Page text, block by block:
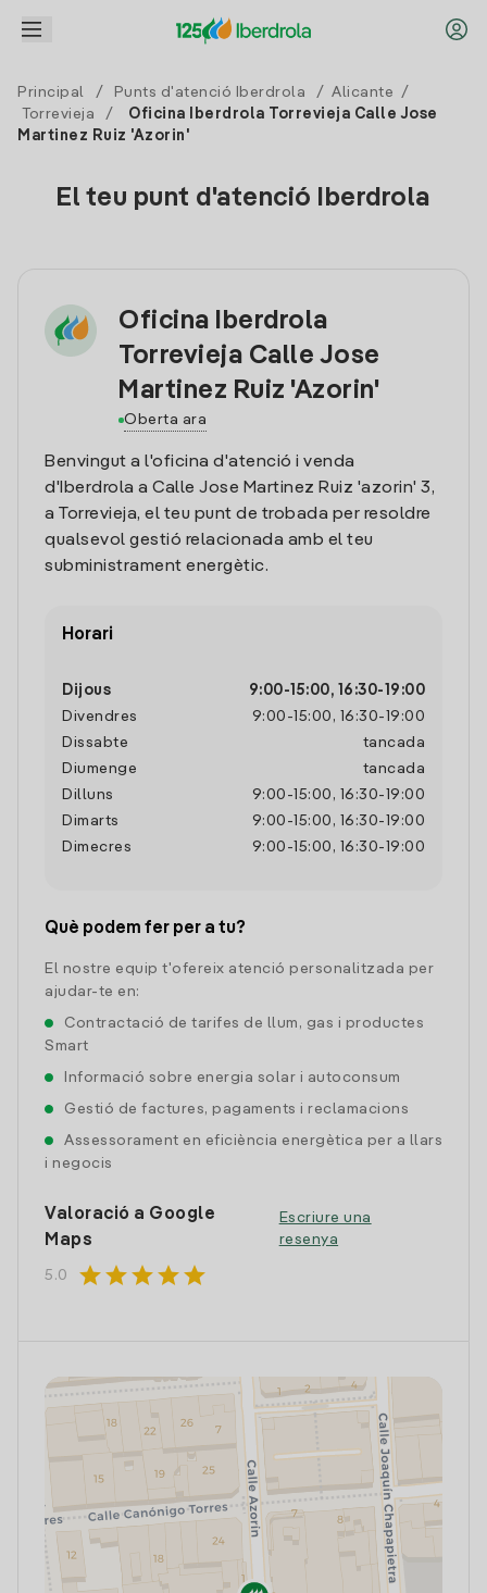
Principal / Punts d'atenció Iberdrola / Alicante
/
Torrevieja
/
Oficina Iberdrola Torrevieja Calle Jose
Martinez Ruiz 'Azorin'
El teu punt d'atenció Iberdrola
Oficina Iberdrola
Torrevieja Calle Jose
Martinez Ruiz 'Azorin'
Oberta ara
Benvingut a l'oficina d'atenció i venda
d'Iberdrola a Calle Jose Martinez Ruiz 'azorin' 3,
a Torrevieja, el teu punt de trobada per resoldre
qualsevol gestió relacionada amb el teu
subministrament energètic.
Horari
Dijous 9:00- 15:00, 16:30- 19:00
Divendres
9:00 - 15:00 , 16:30- 19:00
Dissabte
tancada
Diumenge
tancada
Dilluns
9:00 - 15:00 , 16:30- 19:00
Dimarts
9:00 - 15:00 , 16:30- 19:00
Dimecres
9:00 - 15:00 , 16:30- 19:00
Què podem fer per a tu?
El nostre equip t'ofereix atenció personalitzada per
ajudar-te en:
Contractació de tarifes de llum, gas i productes
Smart
Informació sobre energia solar i autoconsum
Gestió de factures, pagaments i reclamacions
Assessorament en eficiència energètica per a llars
i negocis
Valoració a Google
Maps
5.0 starstarstarstarstar
Escriure una
resenya